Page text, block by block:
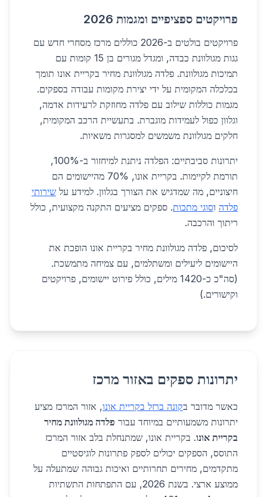
פרויקטים ספציפיים ומגמות 2026
פרויקטים בולטים ב-2026 כוללים מרכז מסחרי חדש עם
גגות מגולוונת כבדה, ומגדל מגורים בן 15 קומות עם
תמיכות מגולוונת. פלדה מגולוונת מחיר בקריית אונו תומך
בכלכלה המקומית על ידי יצירת מקומות עבודה בספקים.
מגמות כוללות שילוב עם פלדה מחוזקת לרעידות אדמה,
וגלוון כפול לעמידות מוגברת. בתעשיית הרכב המקומית,
חלקים מגולוונת משמשים למסגרות משאיות.
יתרונות סביבתיים: הפלדה ניתנת למיחזור ב-100%,
תורמת לקיימות. בקריית אונו, 70% מהיישומים הם
חיצוניים, מה שמדגיש את הצורך בגלוון. למידע על שירותי
פלדה וסוגי מתכות. ספקים מציעים התקנה מקצועית, כולל
ריתוך והרכבה.
לסיכום, פלדה מגולוונת מחיר בקריית אונו הופכת את
היישומים ליעילים ומשתלמים, עם צמיחה מתמשכת.
(סה"כ כ-1420 מילים, כולל פירוט יישומים, פרויקטים
וקישורים.)
יתרונות ספקים באזור מרכז
כאשר מדובר בקונה ברזל בקריית אונו, אזור המרכז מציע
יתרונות משמעותיים במיוחד עבור פלדה מגולוונת מחיר
בקריית אונו. בקריית אונו, שמתנחלת בלב אזור המרכז
התוסס, הספקים יכולים לספק פתרונות לוגיסטיים
מתקדמים, מחירים תחרותיים ואיכות גבוהה שמתעלה על
ממוצע ארצי. בשנת 2026, עם התפתחות התשתיות